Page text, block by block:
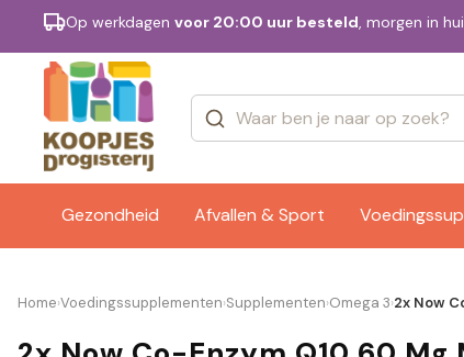
Op werkdagen voor 20:00 uur besteld, morgen in
Gezondheid Afvallen & Sport
Merken
Home›Voedingssupplementen›Supplementen›Omega 3›2x Now